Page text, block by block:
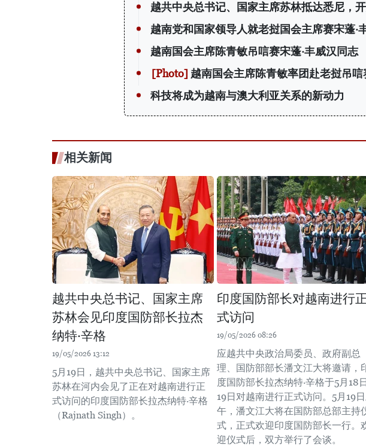
越共中央总书记、国家主席苏林抵达悉尼，
越南党和国家领导人就老挝国会主席赛宋蓬·
越南国会主席陈青敏吊唁赛宋蓬·丰威汉同志
越南国会主席陈青敏率团赴老挝吊唁
科技将成为越南与澳大利亚关系的新动力
相关新闻
越共中央总书记、国家主席
苏林会见印度国防部长拉杰
纳特·辛格
19/05/2026 13:12
5月19日，越共中央总书记、国家主席
苏林在河内会见了正在对越南进行正
式访问的印度国防部长拉杰纳特·辛格
（Rajnath Singh）。
印度国防部长对越南进行
式访问
19/05/2026 08:26
应越共中央政治局委员、政府副总
理、国防部部长潘文江大将邀请，
度国防部长拉杰纳特·辛格于5月18
19日对越南进行正式访问。5月19
午，潘文江大将在国防部总部主持
式，正式欢迎印度国防部长一行。
迎仪式后，双方举行了会谈。